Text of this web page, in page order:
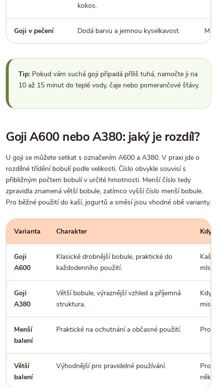
kokos.
Goji v pečení Dodá barvu a jemnou kyselkavost.
Tip: Pokud vám suchá goji připadá příliš tuhá, namočte ji na
10 až 15 minut do teplé vody, čaje nebo pomerančové šťávy.
Goji A600 nebo A380: jaký je rozdíl?
U goji se můžete setkat s označením A600 a A380. V praxi jde o
rozdílné třídění bobulí podle velikosti. Číslo obvykle souvisí s
přibližným počtem bobulí v určité hmotnosti. Menší číslo tedy
zpravidla znamená větší bobule, zatímco vyšší číslo menší bobule.
Pro běžné použití do kaší, jogurtů a směsí jsou vhodné obě varianty.
Varianta Charakter Kdy
Goji
A600
Klasické drobnější bobule, praktické do
každodenního použití.
Goji
A380
Větší bobule, výraznější vzhled a příjemná
struktura.
Menší
balení
Praktické na ochutnání a občasné použití. Pro
Větší
balení
Výhodnější pro pravidelné používání.
Pro